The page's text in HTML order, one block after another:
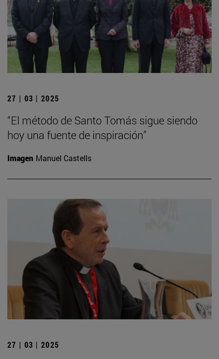
27 | 03 | 2025
“El método de Santo Tomás sigue siendo
hoy una fuente de inspiración”
Imagen Manuel Castells
27 | 03 | 2025